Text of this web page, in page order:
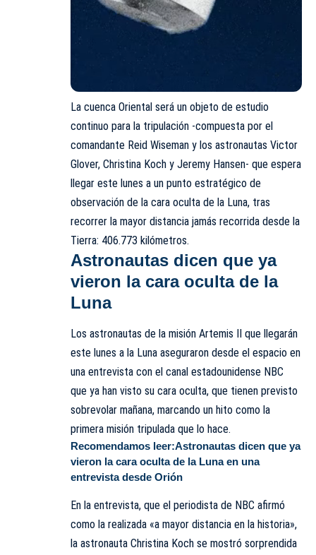
La cuenca Oriental será un objeto de estudio
continuo para la tripulación -compuesta por el
comandante Reid Wiseman y los astronautas Victor
Glover, Christina Koch y Jeremy Hansen- que espera
llegar este lunes a un punto estratégico de
observación de la cara oculta de la Luna, tras
recorrer la mayor distancia jamás recorrida desde la
Tierra: 406.773 kilómetros.
Astronautas dicen que ya
vieron la cara oculta de la
Luna
Los astronautas de la misión Artemis II que llegarán
este lunes a la Luna aseguraron desde el espacio en
una entrevista con el canal estadounidense NBC
que ya han visto su cara oculta, que tienen previsto
sobrevolar mañana, marcando un hito como la
primera misión tripulada que lo hace.
Recomendamos leer:Astronautas dicen que ya
vieron la cara oculta de la Luna en una
entrevista desde Orión
En la entrevista, que el periodista de NBC afirmó
como la realizada «a mayor distancia en la historia»,
la astronauta Christina Koch se mostró sorprendida